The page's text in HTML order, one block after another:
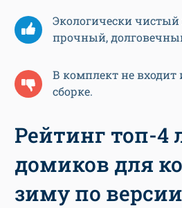
Экологически чистый
прочный,
В комплект не входит
сборке.
Рейтинг топ-4
домиков для
зиму по